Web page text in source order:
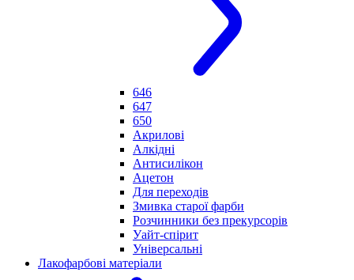
646
647
650
Акрилові
Алкідні
Антисилікон
Ацетон
Для переходів
Змивка старої фарби
Розчинники без прекурсорів
Уайт-спірит
Універсальні
Лакофарбові матеріали